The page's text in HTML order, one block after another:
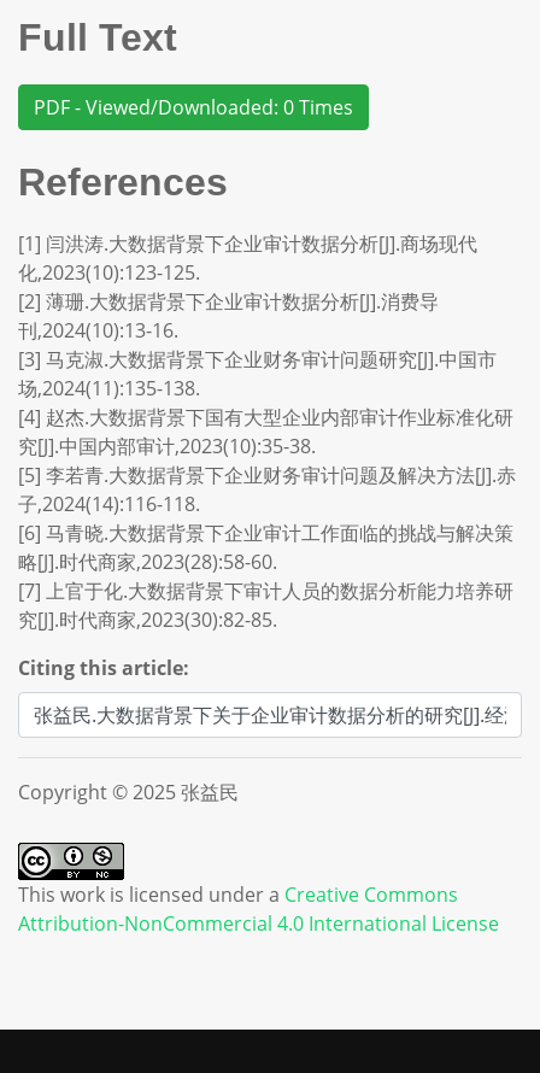
Full Text
PDF - Viewed/Downloaded: 0 Times
References
[1] 闫洪涛.大数据背景下企业审计数据分析[J].商场现代
化,2023(10):123-125.
[2] 薄珊.大数据背景下企业审计数据分析[J].消费导
刊,2024(10):13-16.
[3] 马克淑.大数据背景下企业财务审计问题研究[J].中国市
场,2024(11):135-138.
[4] 赵杰.大数据背景下国有大型企业内部审计作业标准化研
究[J].中国内部审计,2023(10):35-38.
[5] 李若青.大数据背景下企业财务审计问题及解决方法[J].赤
子,2024(14):116-118.
[6] 马青晓.大数据背景下企业审计工作面临的挑战与解决策
略[J].时代商家,2023(28):58-60.
[7] 上官于化.大数据背景下审计人员的数据分析能力培养研
究[J].时代商家,2023(30):82-85.
Citing this article:
Copyright © 2025 张益民
This work is licensed under a Creative Commons
Attribution-NonCommercial 4.0 International License